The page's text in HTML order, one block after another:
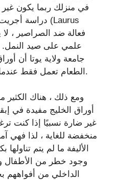
في منزلك ربما يكون
علمي على صيد النمل.
جامعة ولاية يوتا أن
الطعام تعمل فقط عندما لم تكن هناك حشرات لتبدأ.
ومع ذلك ، هناك الكثير
أوراق الخليج مفيدة في
غير ضارة نسبيًا إذا كنت
منخفضة للغاية ، لذا فهي
الأليفة ما لم يتم
وجود خطر من الأطفال
الداخلي من أفواههم